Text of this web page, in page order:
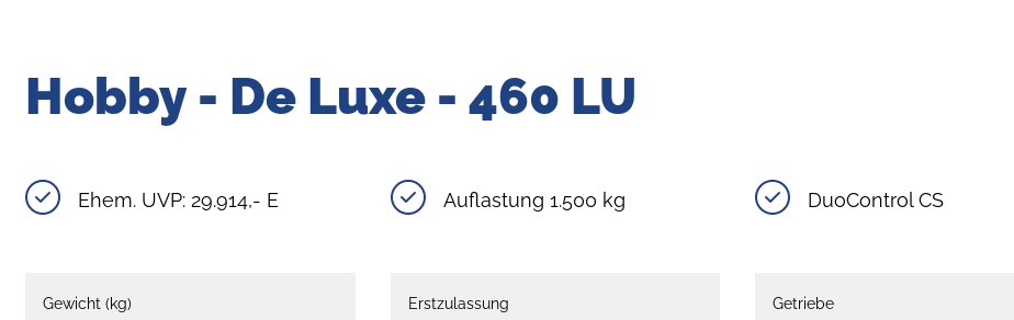
Hobby - De Luxe - 460 LU
Ehem. UVP: 29.914,- E Auflastung 1.500 kg DuoControl CS
Gewicht (kg) Erstzulassung Getriebe